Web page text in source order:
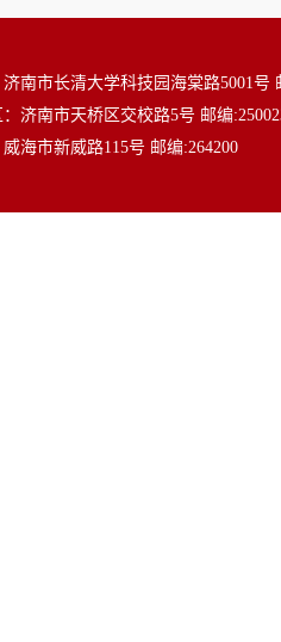
南市长清大学科技园海棠路5001号
济南市天桥区交校路5号 邮编
海市新威路115号 邮编:264200